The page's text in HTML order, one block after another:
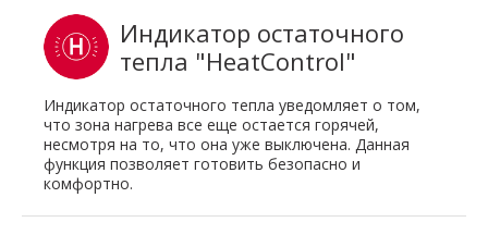
Индикатор остаточного
тепла "HeatControl"
Индикатор остаточного тепла уведомляет о том,
что зона нагрева все еще остается горячей,
несмотря на то, что она уже выключена. Данная
функция позволяет готовить безопасно и
комфортно.